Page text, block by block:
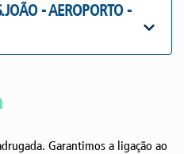
- AEROPORTO -
Garantimos a ligação ao